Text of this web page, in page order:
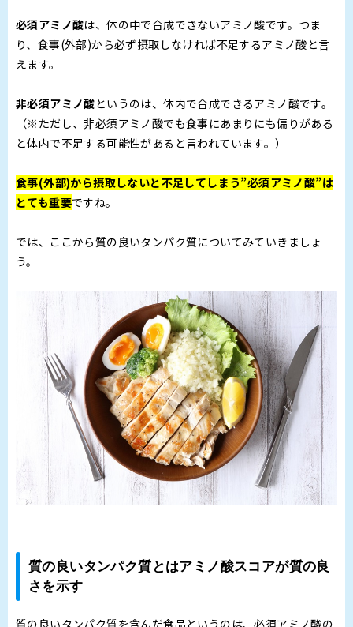
必須アミノ酸は、体の中で合成できないアミノ酸です。つま
り、食事(外部)から必ず摂取しなければ不足するアミノ酸と言
えます。
非必須アミノ酸というのは、体内で合成できるアミノ酸です。
（※ただし、非必須アミノ酸でも食事にあまりにも偏りがある
と体内で不足する可能性があると言われています。）
食事(外部)から摂取しないと不足してしまう”必須アミノ酸”は
とても重要ですね。
では、ここから質の良いタンパク質についてみていきましょ
う。
質の良いタンパク質とはアミノ酸スコアが質の良
さを示す